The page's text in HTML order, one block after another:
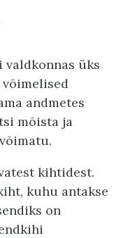
üks
andmetes
mõista ja
kihtidest.
kuhu antakse
on